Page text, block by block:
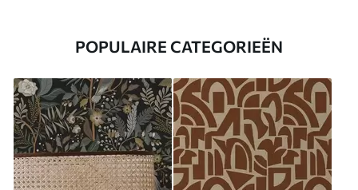
POPULAIRE CATEGORIEËN